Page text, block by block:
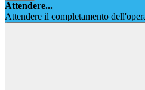
Attendere...
Attendere il completamento